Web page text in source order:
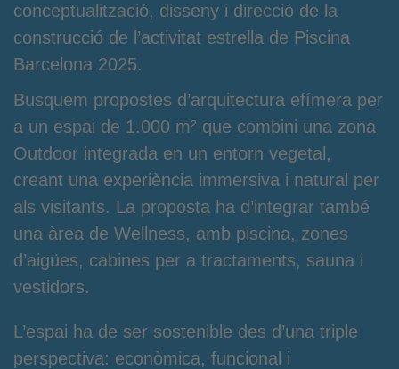
conceptualització, disseny i direcció de la
construcció de l’activitat estrella de Piscina
Barcelona 2025.
Busquem propostes d’arquitectura efímera per
a un espai de 1.000 m² que combini una zona
Outdoor integrada en un entorn vegetal,
creant una experiència immersiva i natural per
als visitants. La proposta ha d’integrar també
una àrea de Wellness, amb piscina, zones
d’aigües, cabines per a tractaments, sauna i
vestidors.
L’espai ha de ser sostenible des d’una triple
perspectiva: econòmica, funcional i